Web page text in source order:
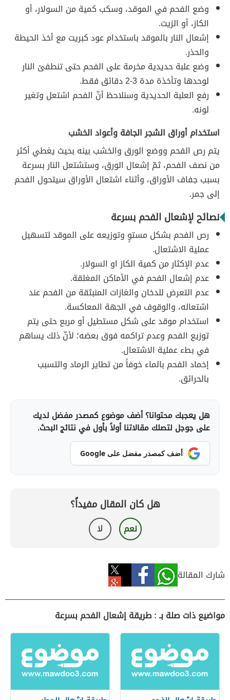
وضع الفحم في الموقد، وسكب كمية من السولار، أو
الكاز، أو الزيت.
إشعال النار بالموقد باستخدام عود كبريت مع أخذ الحيطة
والحذر.
وضع علبة حديدية مخرمة على الفحم حتى تنطفئ النار
لوحدها وتأخذة مدة 3-2 دقائق فقط.
رفع العلبة الحديدية وسنلاحظ أنّ الفحم اشتعل وتغير
لونه.
استخدام أوراق الشجر الجافة وأعواد الخشب
يتم رص الفحم ووضع الورق والخشب بينه بحيث يغطي أكثر
من نصف الفحم، ثمّ إشعال الورق، وستشتعل النار بسرعة
بسبب جفاف الأوراق، وأثناء اشتعال الأوراق سيتحول الفحم
إلى جمر.
نصائح لإشعال الفحم بسرعة
رص الفحم بشكل مستوٍ وتوزيعه على الموقد لتسهيل
عملية الاشتعال.
عدم الإكثار من كمية الكاز او السولار.
عدم إشعال الفحم في الأماكن المغلقة.
عدم التعرض للدخان والغازات المنبثقة من الفحم عند
اشتعاله، والوقوف في الجهة المعاكسة.
استخدام موقد على شكل مستطيل أو مربع حتى يتم
توزيع الفحم وعدم تراكمه فوق بعضه؛ لأنّ ذلك يساهم
في بطء عملية الاشتعال.
إخماد الفحم بالماء خوفاً من تطاير الرماد والتسبب
بالحرائق.
هل يعجبك محتوانا؟ أضف موضوع كمصدر مفضل لديك
على جوجل لتصلك مقالاتنا أولاً بأول في نتائج البحث.
أضف كمصدر مفضل على Google
هل كان المقال مفيداً؟
نعم لا
شارك المقالة
مواضيع ذات صلة بـ : طريقة إشعال الفحم بسرعة